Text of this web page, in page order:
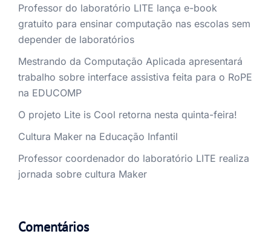
Professor do laboratório LITE lança e-book
gratuito para ensinar computação nas escolas sem
depender de laboratórios
Mestrando da Computação Aplicada apresentará
trabalho sobre interface assistiva feita para o RoPE
na EDUCOMP
O projeto Lite is Cool retorna nesta quinta-feira!
Cultura Maker na Educação Infantil
Professor coordenador do laboratório LITE realiza
jornada sobre cultura Maker
Comentários